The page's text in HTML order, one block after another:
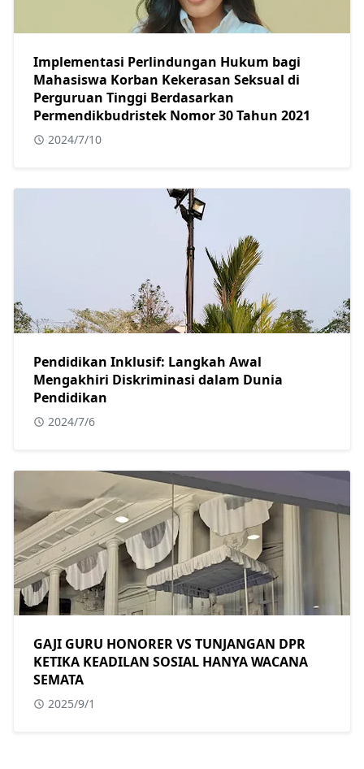
Implementasi Perlindungan Hukum bagi
Mahasiswa Korban Kekerasan Seksual di
Perguruan Tinggi Berdasarkan
Permendikbudristek Nomor 30 Tahun 2021
2024/7/10
Pendidikan Inklusif: Langkah Awal
Mengakhiri Diskriminasi dalam Dunia
Pendidikan
2024/7/6
GAJI GURU HONORER VS TUNJANGAN DPR
KETIKA KEADILAN SOSIAL HANYA WACANA
SEMATA
2025/9/1